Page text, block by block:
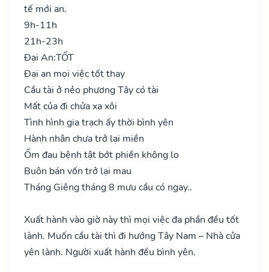
tế mới an.
9h-11h
21h-23h
Đại An:TỐT
Đại an mọi việc tốt thay
Cầu tài ở nẻo phương Tây có tài
Mất của đi chửa xa xôi
Tình hình gia trạch ấy thời bình yên
Hành nhân chưa trở lại miền
Ốm đau bệnh tật bớt phiền không lo
Buôn bán vốn trở lại mau
Tháng Giêng tháng 8 mưu cầu có ngay..
Xuất hành vào giờ này thì mọi việc đa phần đều tốt
lành. Muốn cầu tài thì đi hướng Tây Nam – Nhà cửa
yên lành. Người xuất hành đều bình yên.